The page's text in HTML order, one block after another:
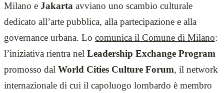
Milano e Jakarta avviano uno scambio culturale
dedicato all’arte pubblica, alla partecipazione e alla
governance urbana. Lo comunica il Comune di Milano:
l’iniziativa rientra nel Leadership Exchange Program
promosso dal World Cities Culture Forum, il network
internazionale di cui il capoluogo lombardo è membro